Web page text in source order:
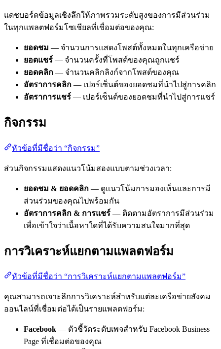
แดชบอร์ดข้อมูลเชิงลึกให้ภาพรวมระดับสูงของการมีส่วนร่วม
ในทุกแพลตฟอร์มโซเชียลที่เชื่อมต่อของคุณ:
ยอดชม — จำนวนการแสดงโพสต์ทั้งหมดในทุกเครือข่าย
ยอดแชร์ — จำนวนครั้งที่โพสต์ของคุณถูกแชร์
ยอดคลิก — จำนวนคลิกลิงก์จากโพสต์ของคุณ
อัตราการคลิก — เปอร์เซ็นต์ของยอดชมที่นำไปสู่การคลิก
อัตราการแชร์ — เปอร์เซ็นต์ของยอดชมที่นำไปสู่การแชร์
กิจกรรม
หัวข้อที่มีชื่อว่า “กิจกรรม”
ส่วนกิจกรรมแสดงแนวโน้มสองแบบตามช่วงเวลา:
ยอดชม & ยอดคลิก — ดูแนวโน้มการมองเห็นและการมี
ส่วนร่วมของคุณไปพร้อมกัน
อัตราการคลิก & การแชร์ — ติดตามอัตราการมีส่วนร่วม
เพื่อเข้าใจว่าเนื้อหาใดที่ได้รับความสนใจมากที่สุด
การวิเคราะห์แยกตามแพลตฟอร์ม
หัวข้อที่มีชื่อว่า “การวิเคราะห์แยกตามแพลตฟอร์ม”
คุณสามารถเจาะลึกการวิเคราะห์สำหรับแต่ละเครือข่ายสังคม
ออนไลน์ที่เชื่อมต่อได้เป็นรายแพลตฟอร์ม:
Facebook — ตัวชี้วัดระดับเพจสำหรับ Facebook Business
Page ที่เชื่อมต่อของคุณ